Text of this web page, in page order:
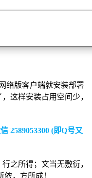
络版客户端就安装部署
这样安装占用空间少，
2589053300 (即Q号又
之所得；文当无敷衍，
，方所成！